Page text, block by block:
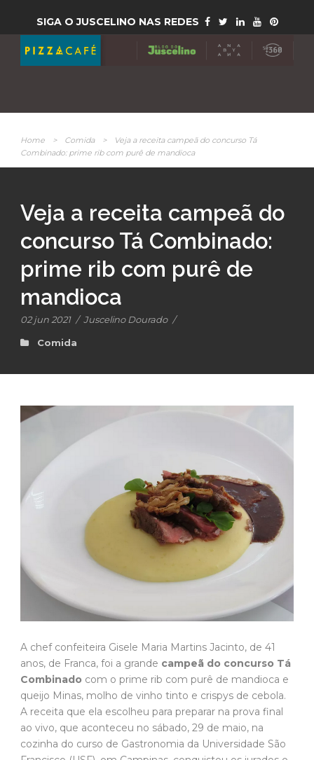
SIGA O JUSCELINO NAS REDES
Home > Comida >
Veja a receita campeã do concurso Tá
Combinado: prime rib com purê de mandioca
Veja a receita campeã do
concurso Tá Combinado:
prime rib com purê de
mandioca
02 jun 2021 / Juscelino Dourado /
Comida
A chef confeiteira Gisele Maria Martins Jacinto, de 41
anos, de Franca, foi a grande campeã do concurso Tá
Combinado com o prime rib com purê de mandioca e
queijo Minas, molho de vinho tinto e crispys de cebola.
A receita que ela escolheu para preparar na prova final
ao vivo, que aconteceu no sábado, 29 de maio, na
cozinha do curso de Gastronomia da Universidade São